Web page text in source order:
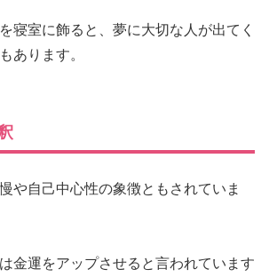
を寝室に飾ると、夢に大切な人が出てく
あります。
や自己中心性の象徴ともされていま
は金運をアップさせると言われています